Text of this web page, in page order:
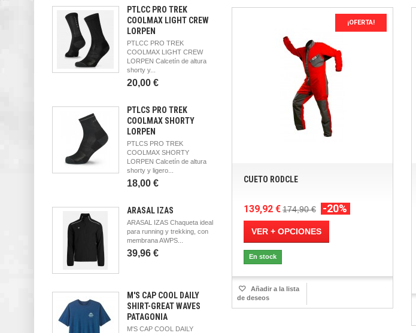
PTLCC PRO TREK
COOLMAX LIGHT CREW
LORPEN
PTLCC PRO TREK
COOLMAX LIGHT CREW
LORPEN Calcetín de altura
shorty y...
20,00 €
PTLCS PRO TREK
COOLMAX SHORTY
LORPEN
PTLCS PRO TREK
COOLMAX SHORTY
LORPEN Calcetín de altura
shorty y ligero...
18,00 €
ARASAL IZAS
ARASAL IZAS Chaqueta ideal
para running y trekking, con
membrana AWPS...
39,96 €
M'S CAP COOL DAILY
SHIRT-GREAT WAVES
PATAGONIA
M'S CAP COOL DAILY
¡OFERTA!
CUETO RODCLE
139,92 €174,90 € -20%
VER + OPCIONES
En stock
Añadir a la lista
de deseos